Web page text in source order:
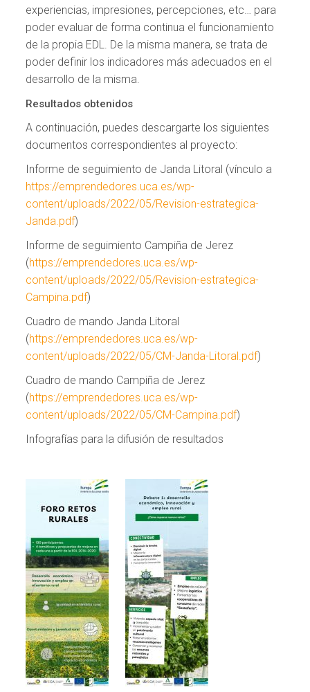
experiencias, impresiones, percepciones, etc… para
poder evaluar de forma continua el funcionamiento
de la propia EDL. De la misma manera, se trata de
poder definir los indicadores más adecuados en el
desarrollo de la misma.
Resultados obtenidos
A continuación, puedes descargarte los siguientes
documentos correspondientes al proyecto:
Informe de seguimiento de Janda Litoral (vínculo a
https://emprendedores.uca.es/wp-
content/uploads/2022/05/Revision-estrategica-
Janda.pdf)
Informe de seguimiento Campiña de Jerez
(https://emprendedores.uca.es/wp-
content/uploads/2022/05/Revision-estrategica-
Campina.pdf)
Cuadro de mando Janda Litoral
(https://emprendedores.uca.es/wp-
content/uploads/2022/05/CM-Janda-Litoral.pdf)
Cuadro de mando Campiña de Jerez
(https://emprendedores.uca.es/wp-
content/uploads/2022/05/CM-Campina.pdf)
Infografías para la difusión de resultados